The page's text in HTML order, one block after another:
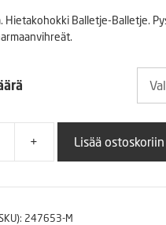
Askartelutarvikkeet
Hietakohokki Balletje-Balletje.
+ Lisää ostoskoriin
247653-M